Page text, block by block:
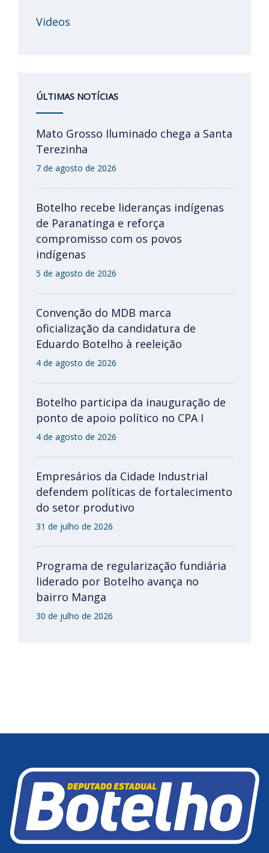
Videos
ÚLTIMAS NOTÍCIAS
Mato Grosso Iluminado chega a Santa
Terezinha
7 de agosto de 2026
Botelho recebe lideranças indígenas
de Paranatinga e reforça
compromisso com os povos
indígenas
5 de agosto de 2026
Convenção do MDB marca
oficialização da candidatura de
Eduardo Botelho à reeleição
4 de agosto de 2026
Botelho participa da inauguração de
ponto de apoio político no CPA I
4 de agosto de 2026
Empresários da Cidade Industrial
defendem políticas de fortalecimento
do setor produtivo
31 de julho de 2026
Programa de regularização fundiária
liderado por Botelho avança no
bairro Manga
30 de julho de 2026